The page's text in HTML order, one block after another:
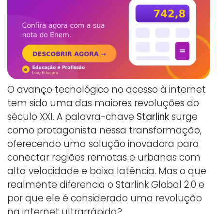
O avanço tecnológico no acesso à internet
tem sido uma das maiores revoluções do
século XXI. A palavra-chave Starlinksurge
como protagonista nessa transformação,
oferecendo uma solução inovadora para
conectar regiões remotas e urbanas com
alta velocidade e baixa latência. Mas o que
realmente diferencia o Starlink Global 2.0 e
por que ele é considerado uma revolução